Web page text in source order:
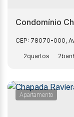
Condomínio
CEP: 78070-000,
2 2
Apartamento